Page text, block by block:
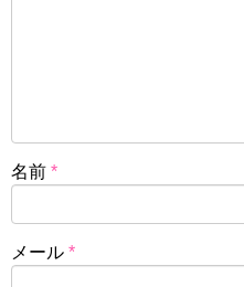
名前 *
メール *